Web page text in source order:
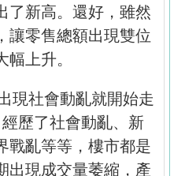
了新高。還好，雖然
讓零售總額出現雙位
上升。
社會動亂就開始走
歷了社會動亂、新
戰亂等等，樓市都是
出現成交量萎縮，產